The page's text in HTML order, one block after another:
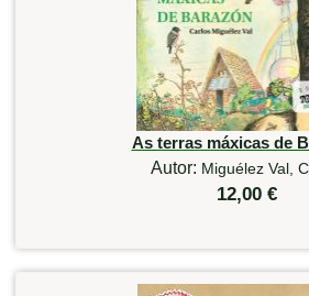
As terras máxicas de
Autor: Miguélez Val,
12,00 €